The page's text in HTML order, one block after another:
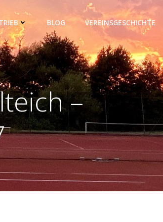
BLOG VEREINSGESCHICHTE
–